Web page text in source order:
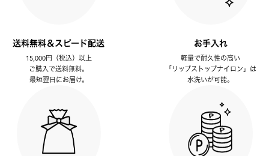
送料無料＆スピード配送
15,000円（税込）以上
ご購入で送料無料。
最短翌日にお届け。
お手入れ
軽量で耐久性の高い
「リップストップナイロン」は
水洗いが可能。